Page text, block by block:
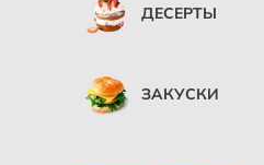
ДЕСЕРТЫ
ЗАКУСКИ